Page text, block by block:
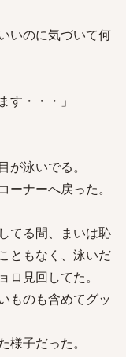
いのに気づいて何
す・・・」
泳いでる。
ナーへ戻った。
てる間、まいは恥
ともなく、泳いだ
見回してた。
ものも含めてグッ
子だった。